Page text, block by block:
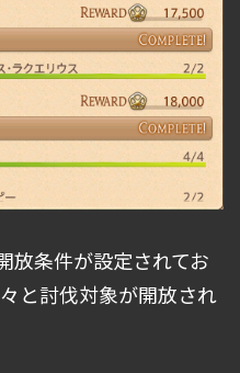
放条件が設定されてお
と討伐対象が開放され